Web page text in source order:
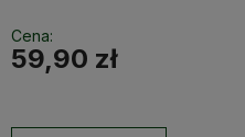
Cena:
59,90 zł